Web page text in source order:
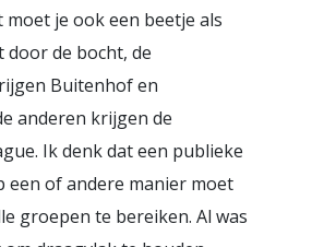
moet je ook een beetje als
de bocht, de
Buitenhof en
anderen krijgen de
Ik denk dat een publieke
een of andere manier moet
groepen te bereiken. Al was